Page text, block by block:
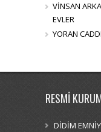
VİNSAN
EVLER
YORAN
RESMİ
DİDİM